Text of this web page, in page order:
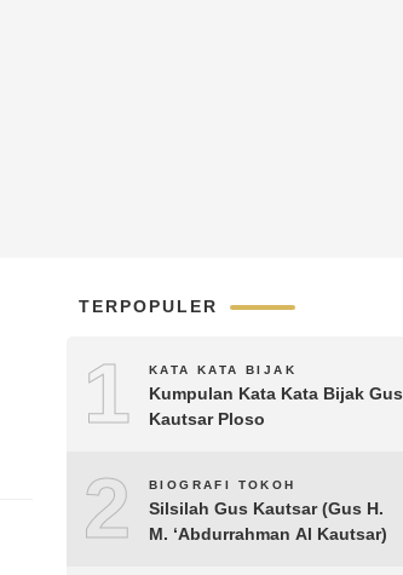
TERPOPULER
1 KATA KATA BIJAK
Kumpulan Kata Kata Bijak Gus
Kautsar Ploso
2 BIOGRAFI TOKOH
Silsilah Gus Kautsar (Gus H.
M. ‘Abdurrahman Al Kautsar)